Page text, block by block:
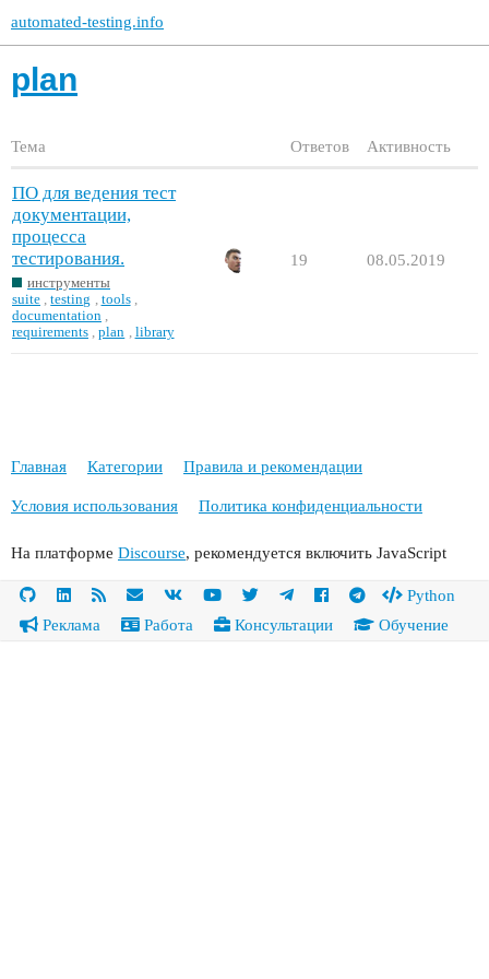
automated-testing.info
plan
Тема Ответов Активность
ПО для ведения тест
документации,
процесса
тестирования.
инструменты
suite ,testing tools
documentation
requirements ,plan library
19 08.05.2019
Главная Категории Правила и рекомендации
Условия использования Политика конфиденциальности
На платформе Discourse, рекомендуется включить JavaScript
Python
Реклама
Работа Консультации Обучение